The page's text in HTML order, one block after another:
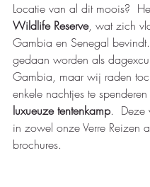
Locatie van al dit moois?
Wildlife Reserve, wat zich
Gambia en Senegal
gedaan worden als
Gambia, maar wij raden
enkele nachtjes te
luxueuze tentenkamp.  Deze
in zowel onze Verre Reizen
brochures.